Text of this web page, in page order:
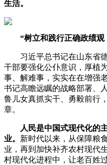
生活。
“树立和践行正确政绩
习近平总书记在山东省德
干部要强化公仆意识，厚植
事、解难事，实实在在增强
书记高瞻远瞩的战略部署、
鲁儿女真抓实干、勇毅前行
章。
人民是中国式现代化的
业。 新时代以来，从保障粮
业，再到加快补齐农村现代
村现代化进程中，让老百姓